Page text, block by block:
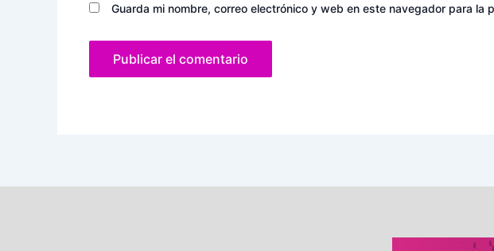
Guarda mi nombre, correo electrónico y web en este navegador para la